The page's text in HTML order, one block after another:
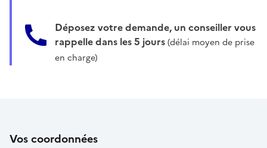
Déposez votre demande, un conseiller vous
rappelle dans les 5 jours(délai moyen de prise
en charge)
Vos coordonnées